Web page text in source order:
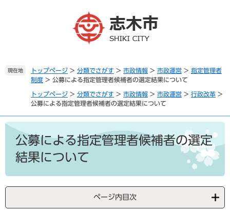
へ
現在地 トップページ > 分類でさがす > 市政情報 > 市政運営 > 指定管理者
制度 > 公募による指定管理者候補者の選定結果について
トップページ > 分類でさがす > 市政情報 > 市政運営 > 行政改革 >
公募による指定管理者候補者の選定結果について
本
公募による指定管理者候補者の選定
結果について
ページ内目次